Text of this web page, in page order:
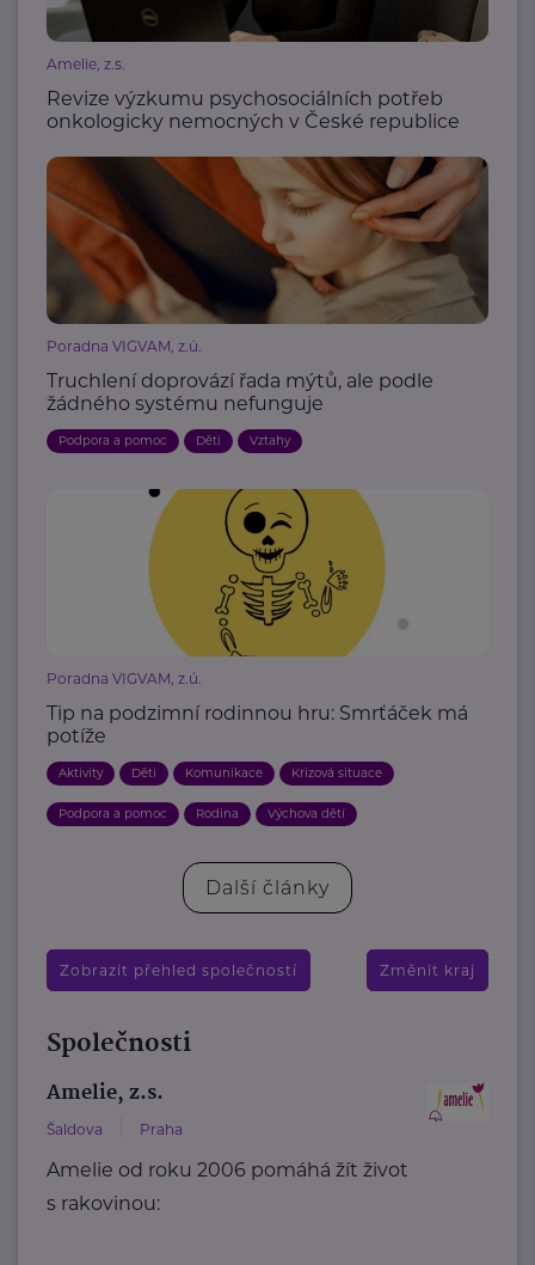
Amelie, z.s.
Revize výzkumu psychosociálních potřeb
onkologicky nemocných v České republice
Poradna VIGVAM, z.ú.
Truchlení doprovází řada mýtů, ale podle
žádného systému nefunguje
Podpora a pomoc Děti Vztahy
Poradna VIGVAM, z.ú.
Tip na podzimní rodinnou hru: Smrťáček má
potíže
Aktivity Děti Komunikace Krizová situace
Podpora a pomoc Rodina Výchova dětí
Další články
Zobrazit přehled společností Změnit kraj
Společnosti
Amelie, z.s.
Šaldova Praha
Amelie od roku 2006 pomáhá žít život
s rakovinou: